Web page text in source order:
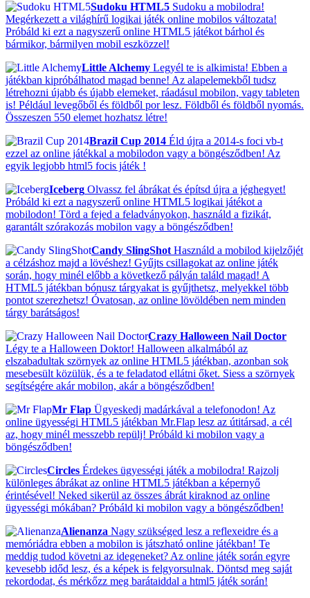
Sudoku HTML5 Sudoku a mobilodra!
Megérkezett a világhírű logikai játék online mobilos változata!
Próbáld ki ezt a nagyszerű online HTML5 játékot bárhol és
bármikor, bármilyen mobil eszközzel!
Little Alchemy Legyél te is alkimista! Ebben a
játékban kipróbálhatod magad benne! Az alapelemekből tudsz
létrehozni újabb és újabb elemeket, ráadásul mobilon, vagy tableten
is! Például levegőből és földből por lesz. Földből és földből nyomás.
Összeszen 550 elemet hozhatsz létre!
Brazil Cup 2014 Éld újra a 2014-s foci vb-t
ezzel az online játékkal a mobilodon vagy a böngésződben! Az
egyik legjobb html5 focis játék !
Iceberg Olvassz fel ábrákat és építsd újra a jéghegyet!
Próbáld ki ezt a nagyszerű online HTML5 logikai játékot a
mobilodon! Törd a fejed a feladványokon, használd a fizikát,
garantált szórakozás mobilon vagy a böngésződben!
Candy SlingShot Használd a mobilod kijelzőjét
a célzáshoz majd a lövéshez! Gyűjts csillagokat az online játék
során, hogy minél előbb a következő pályán találd magad! A
HTML5 játékban bónusz tárgyakat is gyűjthetsz, melyekkel több
pontot szerezhetsz! Óvatosan, az online lövöldében nem minden
tárgy barátságos!
Crazy Halloween Nail Doctor
Légy te a Halloween Doktor! Halloween alkalmából az
elszabadultak szörnyek az online HTML5 játékban, azonban sok
mesebesült közülük, és a te feladatod ellátni őket. Siess a szörnyek
segítségére akár mobilon, akár a böngésződben!
Mr Flap Ügyeskedj madárkával a telefonodon! Az
online ügyességi HTML5 játékban Mr.Flap lesz az útitársad, a cél
az, hogy minél messzebb repülj! Próbáld ki mobilon vagy a
böngésződben!
Circles Érdekes ügyességi játék a mobilodra! Rajzolj
különleges ábrákat az online HTML5 játékban a képernyő
érintésével! Neked sikerül az összes ábrát kiraknod az online
ügyességi mókában? Próbáld ki mobilon vagy a böngésződben!
Alienanza Nagy szükséged lesz a reflexeidre és a
memóriádra ebben a mobilon is játszható online játékban! Te
meddig tudod követni az idegeneket? Az online játék során egyre
kevesebb időd lesz, és a képek is felgyorsulnak. Döntsd meg saját
rekordodat, és mérkőzz meg barátaiddal a html5 játék során!